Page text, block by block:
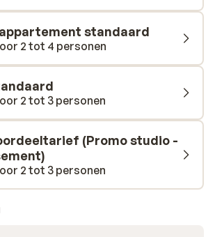
en fijne plekjes voor lunch of diner.
vind je ligbedden om lekker te
je afkoelen, dan spring je even in het
koud drankje bij de bar. Agia
Vanuit het hotel loop je zo naar
Ook Chania-stad, met de
en smalle straatjes, ligt in de buurt
te bereiken met de bus of auto. Kreta
bieden, en vanaf hier ontdek je het
standaard
2 tot 4 personen
2 tot 3 personen
(Promo studio -
2 tot 3 personen